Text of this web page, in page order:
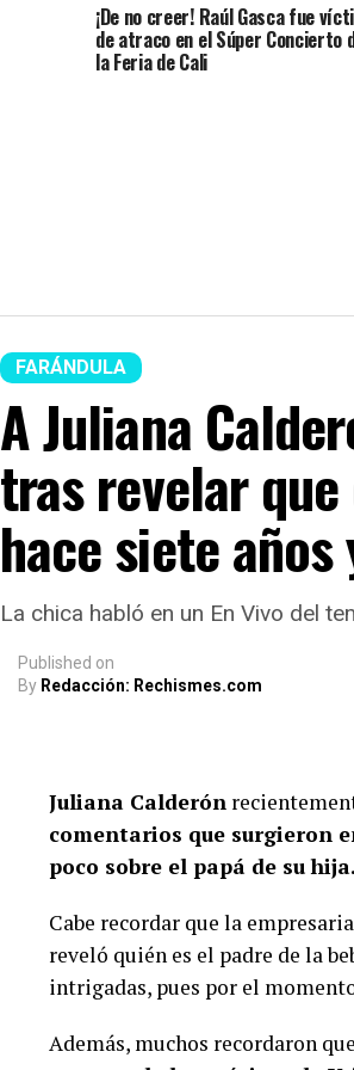
¡De no creer! Raúl Gasca fue
de atraco en el Súper Concierto
la Feria de Cali
FARÁNDULA
A Juliana
tras revelar
hace siete
La chica habló en un En Vivo del
Published on
By Redacción: Rechismes.com
Juliana Calderón
comentarios que surgieron
poco sobre el papá de su hija.
Cabe recordar que la empresaria
reveló quién es el padre de la
intrigadas, pues por el
Además, muchos recordaron